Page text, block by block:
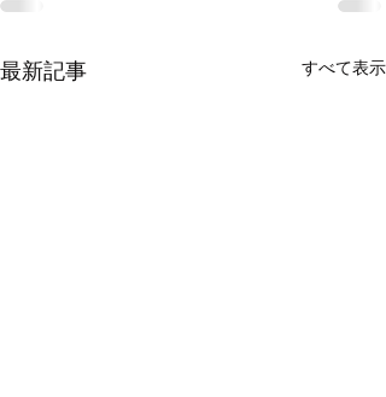
最新記事 すべて表示